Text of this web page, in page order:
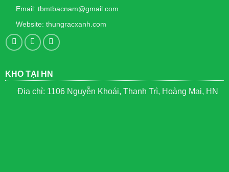
Email: tbmtbacnam@gmail.com
Website: thungracxanh.com
KHO TẠI HN
Địa chỉ: 1106 Nguyễn Khoái, Thanh Trì, Hoàng Mai, HN